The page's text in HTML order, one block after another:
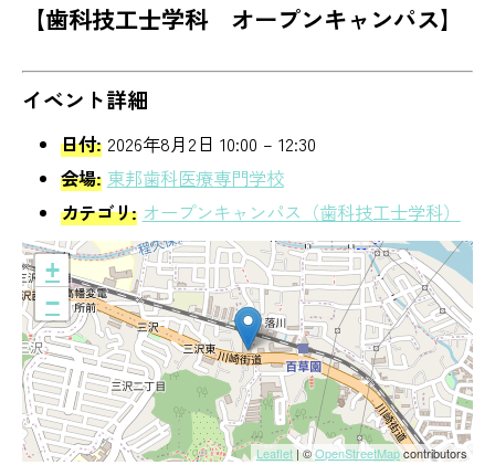
【歯科技工士学科 オープンキャンパス】
イベント詳細
日付: 2026年8月2日 10:00 – 12:30
会場: 東邦歯科医療専門学校
カテゴリ: オープンキャンパス（歯科技工士学科）
+
−
Leaflet| ©OpenStreetMapcontributors